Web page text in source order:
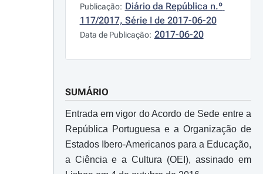
Publicação: Diário da República n.º
117/2017, Série I de 2017-06-20
Data de Publicação: 2017-06-20
SUMÁRIO
Entrada em vigor do Acordo de Sede entre a
República Portuguesa e a Organização de
Estados Ibero-Americanos para a Educação,
a Ciência e a Cultura (OEI), assinado em